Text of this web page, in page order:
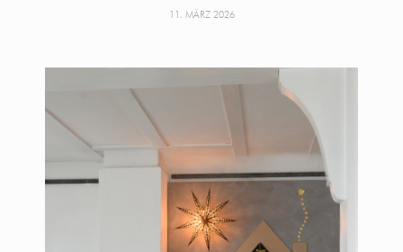
11. MÄRZ 2026